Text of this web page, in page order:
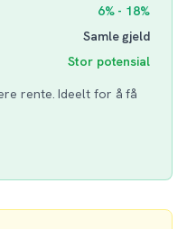
6% - 18%
Samle gjeld
Stor potensial
rente. Ideelt for å få